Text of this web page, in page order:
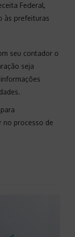
Federal,
às prefeituras
seu contador o
seja
no processo de